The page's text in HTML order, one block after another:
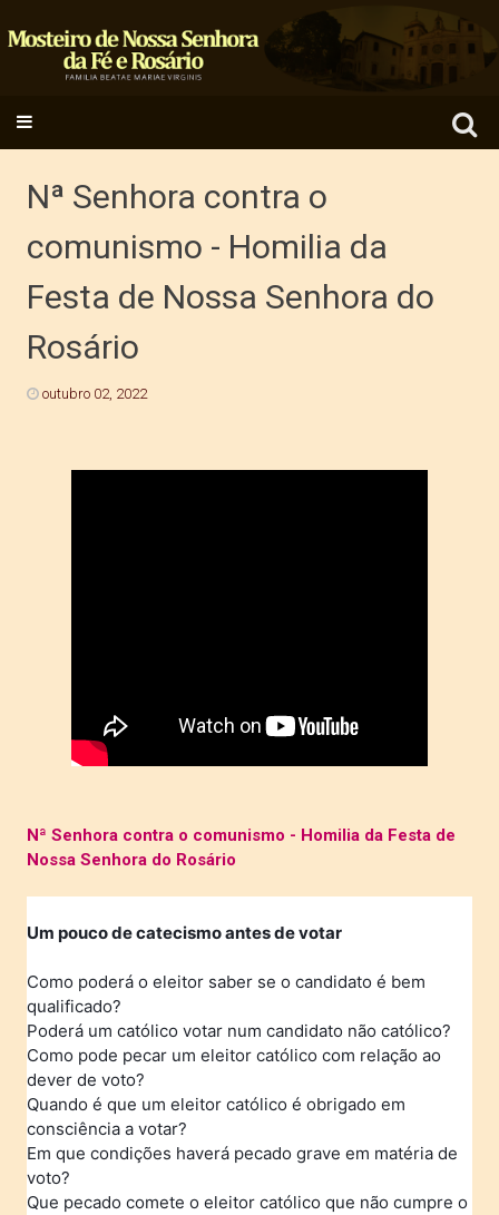
Search
for:
SKIP TO CONTENT
Nª Senhora contra o
comunismo - Homilia da
Festa de Nossa Senhora do
Rosário
outubro 02, 2022
Nª Senhora contra o comunismo - Homilia da Festa de
Nossa Senhora do Rosário
Um pouco de catecismo antes de votar
Como poderá o eleitor saber se o candidato é bem
qualificado?
Poderá um católico votar num candidato não católico?
Como pode pecar um eleitor católico com relação ao
dever de voto?
Quando é que um eleitor católico é obrigado em
consciência a votar?
Em que condições haverá pecado grave em matéria de
voto?
Que pecado comete o eleitor católico que não cumpre o